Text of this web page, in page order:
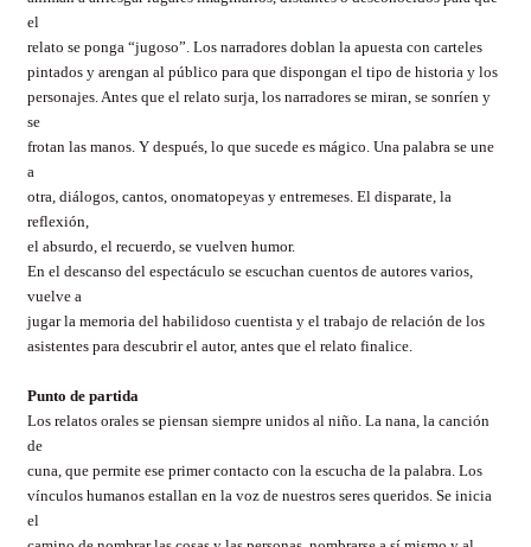
el
relato se ponga “jugoso”. Los narradores doblan la apuesta con carteles
pintados y arengan al público para que dispongan el tipo de historia y los
personajes. Antes que el relato surja, los narradores se miran, se sonríen y
se
frotan las manos. Y después, lo que sucede es mágico. Una palabra se une
a
otra, diálogos, cantos, onomatopeyas y entremeses. El disparate, la
reflexión,
el absurdo, el recuerdo, se vuelven humor.
En el descanso del espectáculo se escuchan cuentos de autores varios,
vuelve a
jugar la memoria del habilidoso cuentista y el trabajo de relación de los
asistentes para descubrir el autor, antes que el relato finalice.
Punto de partida
Los relatos orales se piensan siempre unidos al niño. La nana, la canción
de
cuna, que permite ese primer contacto con la escucha de la palabra. Los
vínculos humanos estallan en la voz de nuestros seres queridos. Se inicia
el